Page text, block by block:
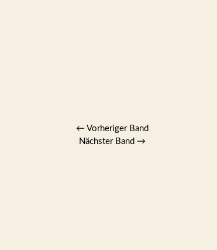
← Vorheriger Band
Nächster Band →